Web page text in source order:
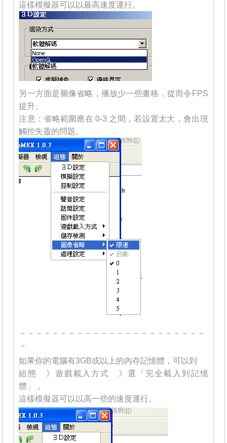
這樣模擬器可以以最高速度運行。
另一方面是圖像省略，播放少一些畫格，從而令FPS
提升。
注意：省略範圍應在 0-3 之間，若設置太大，會出現
觸控失靈的問題。
－－－－－－－－－－－－－－－－－－－－－－－
－
如果你的電腦有3GB或以上的內存記憶體，可以到
組態 》遊戲載入方式 》選「完全載入到記憶
體」，
這樣模擬器可以以高一些的速度運行。